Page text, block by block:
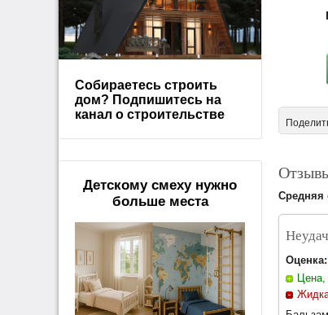
Средняя
Оценка:
Цена,
Собираетесь строить
дом? Подпишитесь на
канал о строительстве
Детскому смеху нужно
больше места